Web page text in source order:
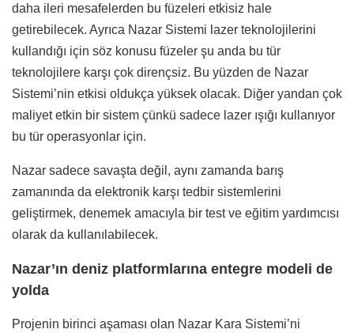
daha ileri mesafelerden bu füzeleri etkisiz hale
getirebilecek. Ayrıca Nazar Sistemi lazer teknolojilerini
kullandığı için söz konusu füzeler şu anda bu tür
teknolojilere karşı çok dirençsiz. Bu yüzden de Nazar
Sistemi’nin etkisi oldukça yüksek olacak. Diğer yandan çok
maliyet etkin bir sistem çünkü sadece lazer ışığı kullanıyor
bu tür operasyonlar için.
Nazar sadece savaşta değil, aynı zamanda barış
zamanında da elektronik karşı tedbir sistemlerini
geliştirmek, denemek amacıyla bir test ve eğitim yardımcısı
olarak da kullanılabilecek.
Nazar’ın deniz platformlarına entegre modeli de
yolda
Projenin birinci aşaması olan Nazar Kara Sistemi’ni